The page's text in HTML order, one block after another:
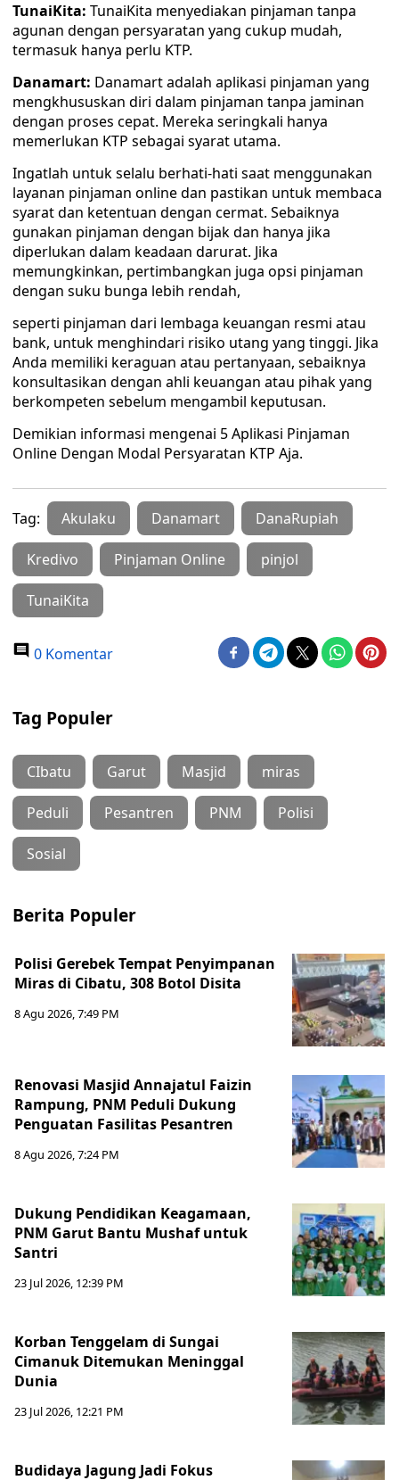
TunaiKita: TunaiKita menyediakan pinjaman tanpa
agunan dengan persyaratan yang cukup mudah,
termasuk hanya perlu KTP.
Danamart: Danamart adalah aplikasi pinjaman yang
mengkhususkan diri dalam pinjaman tanpa jaminan
dengan proses cepat. Mereka seringkali hanya
memerlukan KTP sebagai syarat utama.
Ingatlah untuk selalu berhati-hati saat menggunakan
layanan pinjaman online dan pastikan untuk membaca
syarat dan ketentuan dengan cermat. Sebaiknya
gunakan pinjaman dengan bijak dan hanya jika
diperlukan dalam keadaan darurat. Jika
memungkinkan, pertimbangkan juga opsi pinjaman
dengan suku bunga lebih rendah,
seperti pinjaman dari lembaga keuangan resmi atau
bank, untuk menghindari risiko utang yang tinggi. Jika
Anda memiliki keraguan atau pertanyaan, sebaiknya
konsultasikan dengan ahli keuangan atau pihak yang
berkompeten sebelum mengambil keputusan.
Demikian informasi mengenai 5 Aplikasi Pinjaman
Online Dengan Modal Persyaratan KTP Aja.
Tag: Akulaku Danamart DanaRupiah
Kredivo Pinjaman Online pinjol
TunaiKita
0 Komentar
Tag Populer
CIbatu Garut Masjid miras
Peduli Pesantren PNM Polisi
Sosial
Berita Populer
Polisi Gerebek Tempat Penyimpanan
Miras di Cibatu, 308 Botol Disita
8 Agu 2026, 7:49 PM
Renovasi Masjid Annajatul Faizin
Rampung, PNM Peduli Dukung
Penguatan Fasilitas Pesantren
8 Agu 2026, 7:24 PM
Dukung Pendidikan Keagamaan,
PNM Garut Bantu Mushaf untuk
Santri
23 Jul 2026, 12:39 PM
Korban Tenggelam di Sungai
Cimanuk Ditemukan Meninggal
Dunia
23 Jul 2026, 12:21 PM
Budidaya Jagung Jadi Fokus